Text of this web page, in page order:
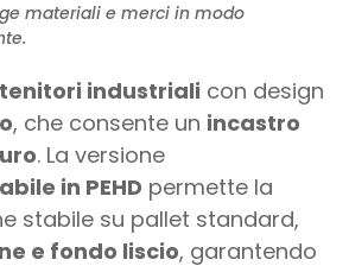
materiali e merci in modo
industriali con design
, che consente un incastro
. La versione
in PEHD permette la
stabile su pallet standard,
e fondo liscio, garantendo